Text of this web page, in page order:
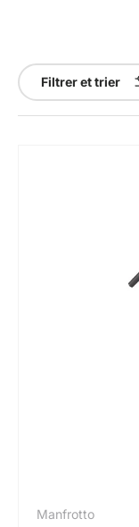
Filtrer et trier
Manfrotto